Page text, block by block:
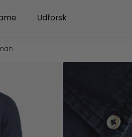
Open Dame
Udforsk